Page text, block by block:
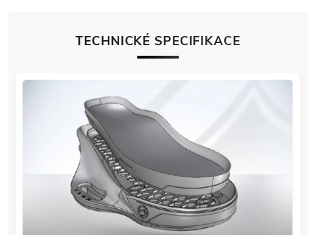
TECHNICKÉ SPECIFIKACE